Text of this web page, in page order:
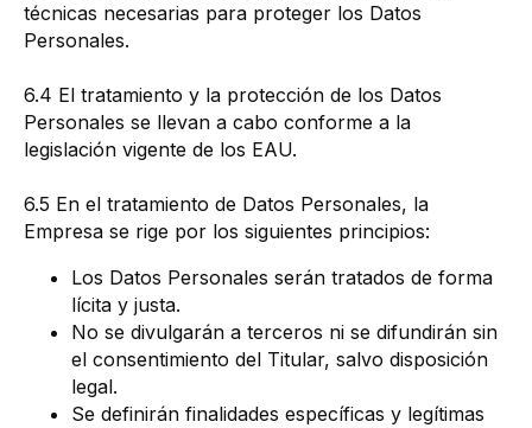
técnicas necesarias para proteger los Datos
Personales.
6.4 El tratamiento y la protección de los Datos
Personales se llevan a cabo conforme a la
legislación vigente de los EAU.
6.5 En el tratamiento de Datos Personales, la
Empresa se rige por los siguientes principios:
Los Datos Personales serán tratados de forma
lícita y justa.
No se divulgarán a terceros ni se difundirán sin
el consentimiento del Titular, salvo disposición
legal.
Se definirán finalidades específicas y legítimas